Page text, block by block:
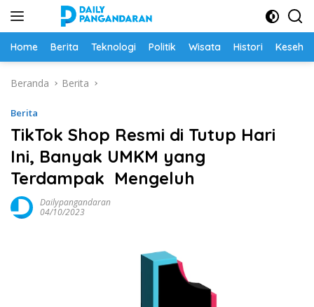
Home Berita Teknologi Politik Wisata Histori
Beranda Berita
Berita
TikTok Shop Resmi di Tutup Hari
Ini, Banyak UMKM yang
Terdampak Mengeluh
Dailypangandaran
04/10/2023